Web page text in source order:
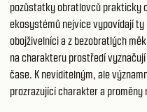
pozůstatky obratlovců prakticky
ekosystémů nejvíce vypovídají ty
obojživelníci a z bezobratlých
na charakteru prostředí
čase. K neviditelným, ale
prozrazující charakter a